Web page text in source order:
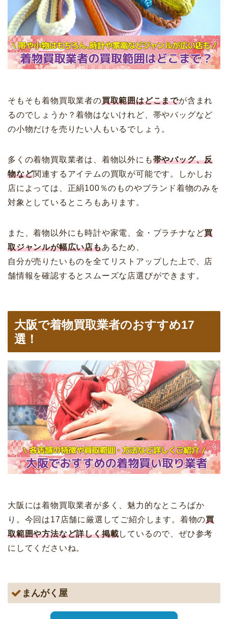
そもそも着物買取業者の買取範囲はどこまでが含まれ
るのでしょうか？着物はないけれど、帯やバッグなど
の小物だけを売りたい人もいるでしょう。
多くの着物買取業者は、着物以外にも帯やバッグ、反
物など関連するアイテムの買取が可能です。しかしお
店によっては、正絹100％のものやブランド着物のみを
対象としているところもあります。
また、着物以外にも時計や家電、金・プラチナなど買
取ジャンルが幅広い店もあるため、
自分が売りたいものを全てリストアップした上で、店
舗情報を確認するとスムーズな店選びができます。
大阪で着物買取業者のおすすめ17
選！
大阪には着物買取業者が多く、魅力的なところばか
り。今回は17店舗に厳選してご紹介します。着物の買
取範囲や方法など詳しく掲載しているので、ぜひ参考
にしてくださいね。
まんがく屋